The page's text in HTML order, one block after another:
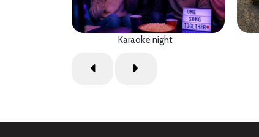
Karaoke night